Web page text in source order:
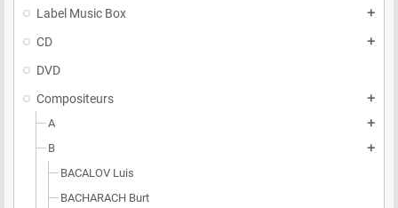
Label Music Box add
CD add
DVD
Compositeurs
add
A add
B add
BACALOV Luis
BACHARACH Burt